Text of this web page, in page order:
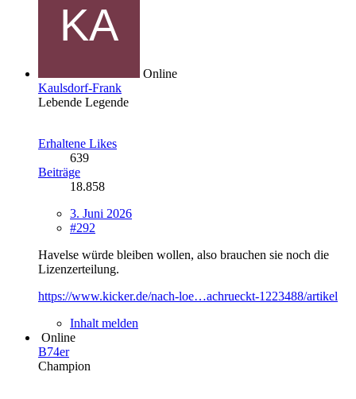
Online
Kaulsdorf-Frank
Lebende Legende
Erhaltene Likes
639
Beiträge
18.858
3. Juni 2026
#292
Havelse würde bleiben wollen, also brauchen sie noch die
Lizenzerteilung.
https://www.kicker.de/nach-loe…achrueckt-1223488/artikel
Inhalt melden
Online
B74er
Champion